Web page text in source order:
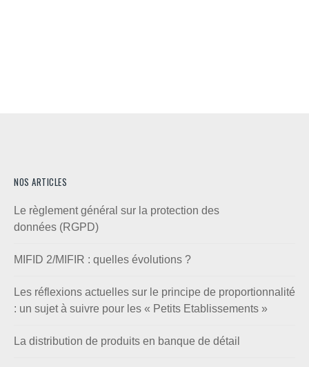
NOS ARTICLES
Le règlement général sur la protection des
données (RGPD)
MIFID 2/MIFIR : quelles évolutions ?
Les réflexions actuelles sur le principe de proportionnalité
: un sujet à suivre pour les « Petits Etablissements »
La distribution de produits en banque de détail